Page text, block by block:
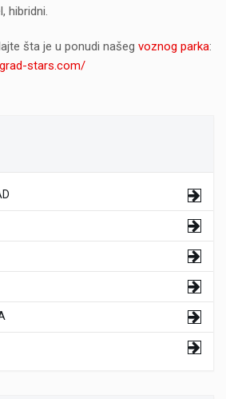
hibridni.
šta je u ponudi našeg voznog parka:
stars.com/